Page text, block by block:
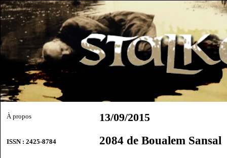
À propos
ISSN : 2425-8784
13/09/2015
2084 de Boualem Sansal